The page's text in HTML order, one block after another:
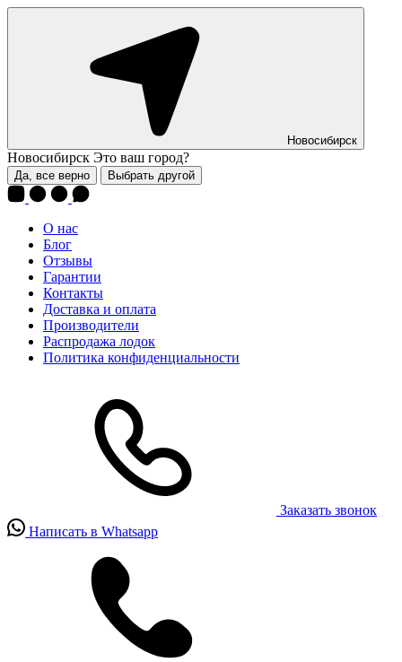
Новосибирск
Новосибирск Это ваш город?
Да, все верно Выбрать другой
О нас
Блог
Отзывы
Гарантии
Контакты
Доставка и оплата
Производители
Распродажа лодок
Политика конфиденциальности
Заказать звонок
Написать в Whatsapp